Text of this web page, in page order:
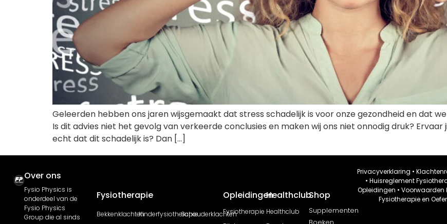
Geleerden hebben ons jaren wijsgemaakt dat stress schadelijk is voor onze gezondheid en dat
Is dit advies niet het gevolg van verkeerde conclusies en maken wij ons niet onnodig druk?
echt dat dit schadelijk is? Dan […]
Over ons
Fysio Physics is
onderdeel van de
Fysio Physics
Group die al sinds
Fysiotherapie
BekkenklachtenKinderfysiotherapieSchouderklachten
Opleidingen
Fysiotherapie
Healthclub
Healthclub
Shop
Supplementen
Privacyverklaring •
• Huisreglement
Opleidingen •Voorwaarden
Fysiotherapie en